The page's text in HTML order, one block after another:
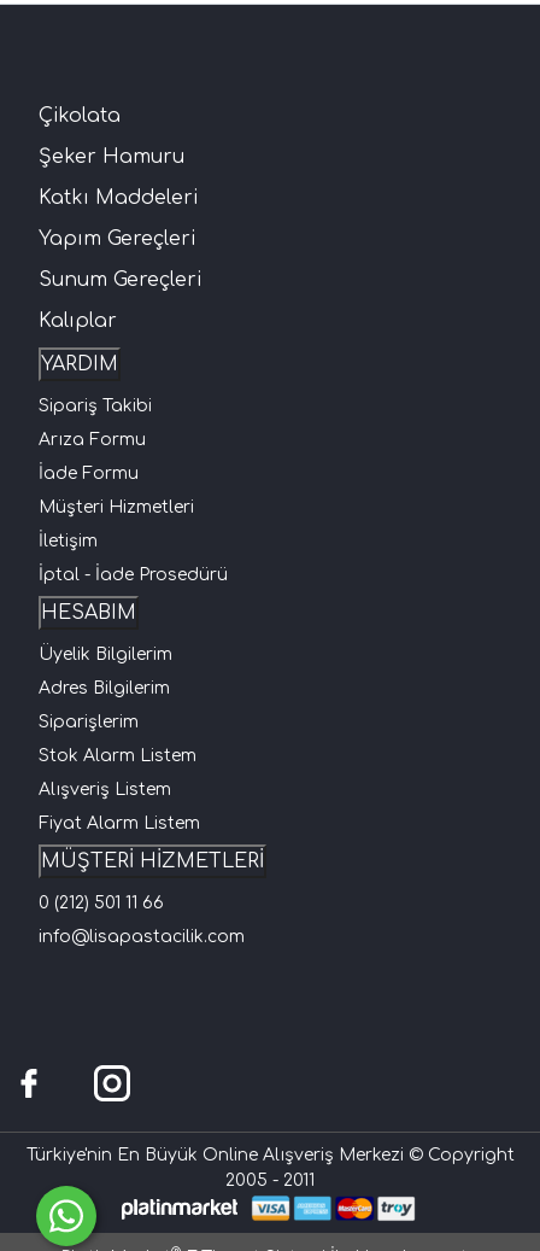
Çikolata
Şeker Hamuru
Katkı Maddeleri
Yapım Gereçleri
Sunum Gereçleri
Kalıplar
YARDIM
Sipariş Takibi
Arıza Formu
İade Formu
Müşteri Hizmetleri
İletişim
İptal - İade Prosedürü
HESABIM
Üyelik Bilgilerim
Adres Bilgilerim
Siparişlerim
Stok Alarm Listem
Alışveriş Listem
Fiyat Alarm Listem
MÜŞTERİ HİZMETLERİ
0 (212) 501 11 66
info@lisapastacilik.com
Türkiye'nin En Büyük Online Alışveriş Merkezi © Copyright
2005 - 2011